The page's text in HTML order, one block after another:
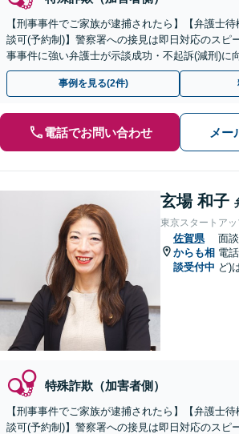
【刑事事件でご家族が逮捕されたら】【弁護士
談可(予約制)】警察署への接見は即日対応のスピ
事事件に強い弁護士が示談成功・不起訴(減刑)に
トします。【加害者側の相談専門】
事例を見る(2件)
電話でお問い合わせ メー
玄場 和子
東京スタートア
佐賀県
からも相
談受付中
面
電
ど)
特殊詐欺（加害者側）
【刑事事件でご家族が逮捕されたら】【弁護士
談可(予約制)】警察署への接見は即日対応のスピ